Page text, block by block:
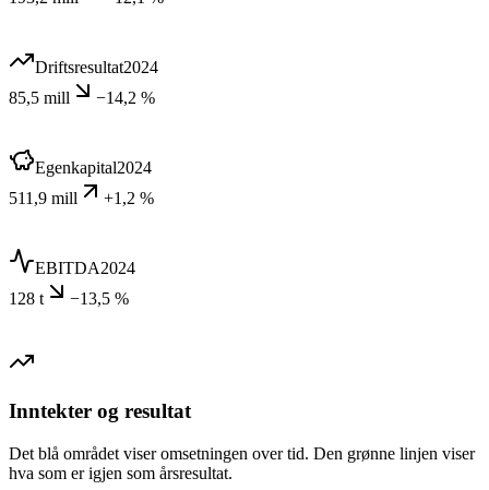
Driftsresultat2024
85,5 mill
−14,2 %
Egenkapital2024
511,9 mill
+1,2 %
EBITDA2024
128 t
−13,5 %
Inntekter og resultat
Det blå området viser omsetningen over tid. Den grønne linjen viser
hva som er igjen som årsresultat.